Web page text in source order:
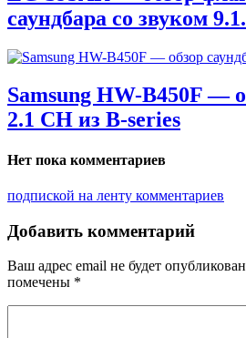
саундбара со звуком
Samsung HW-B450F —
2.1 CH из B-series
Нет пока комментариев
подпиской на ленту комментариев
Добавить комментарий
Ваш адрес email не будет
помечены *